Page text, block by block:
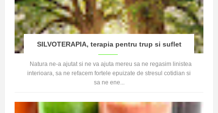
SILVOTERAPIA, terapia pentru trup si suflet
Natura ne-a ajutat si ne va ajuta mereu sa ne regasim linistea
interioara, sa ne refacem fortele epuizate de stresul cotidian si
sa ne ene...